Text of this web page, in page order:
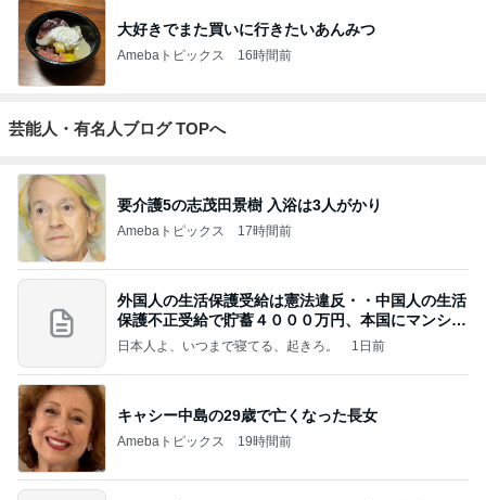
大好きでまた買いに行きたいあんみつ
Amebaトピックス 16時間前
芸能人・有名人ブログ TOPへ
要介護5の志茂田景樹 入浴は3人がかり
Amebaトピックス 17時間前
外国人の生活保護受給は憲法違反・・中国人の生活
保護不正受給で貯蓄４０００万円、本国にマンショ
ンを
日本人よ、いつまで寝てる、起きろ。 1日前
キャシー中島の29歳で亡くなった長女
Amebaトピックス 19時間前